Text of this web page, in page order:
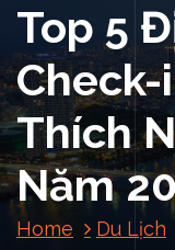
Top 5
Thích
Năm
Home
Du Lịch